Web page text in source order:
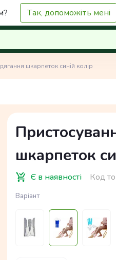
Так, допоможіть мені
шкарпеток синій колір
шкарпеток
Є в наявності Код
Варіант